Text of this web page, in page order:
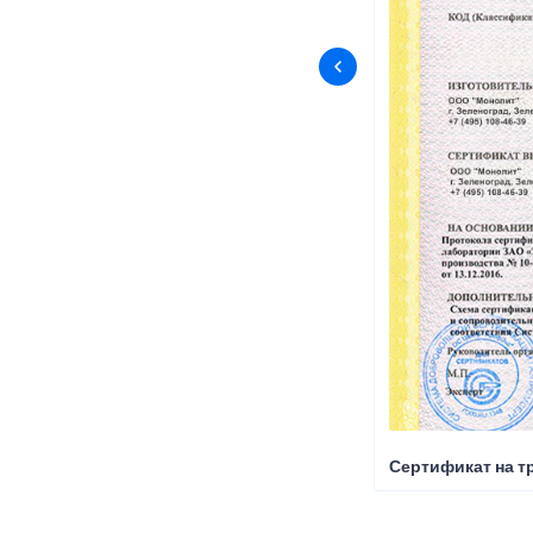
Сертификат на